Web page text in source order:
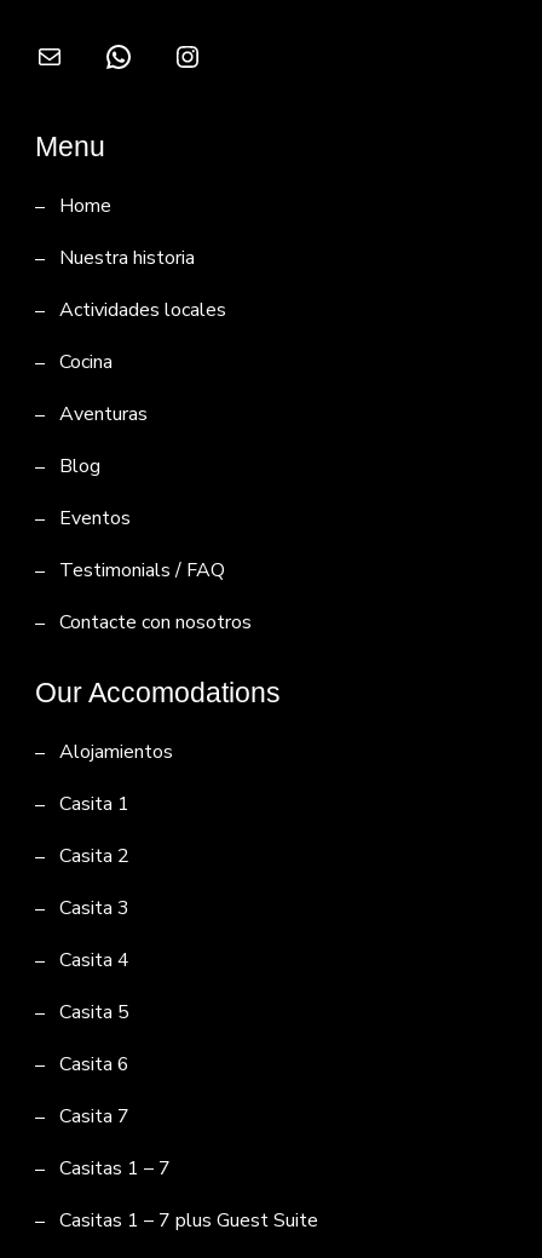
Correo electrónico
WhatsAppInstagram
Menu
Home
Nuestra historia
Actividades locales
Cocina
Aventuras
Blog
Eventos
Testimonials / FAQ
Contacte con nosotros
Our Accomodations
Alojamientos
Casita 1
Casita 2
Casita 3
Casita 4
Casita 5
Casita 6
Casita 7
Casitas 1 – 7
Casitas 1 – 7 plus Guest Suite